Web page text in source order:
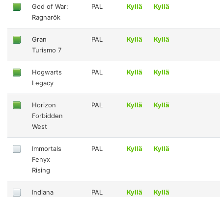
God of War:
Ragnarök
PAL Kyllä Kyllä
Gran
Turismo 7
PAL Kyllä Kyllä
Hogwarts
Legacy
PAL Kyllä Kyllä
Horizon
Forbidden
West
PAL Kyllä Kyllä
Immortals
Fenyx
Rising
PAL Kyllä Kyllä
Indiana
PAL Kyllä Kyllä